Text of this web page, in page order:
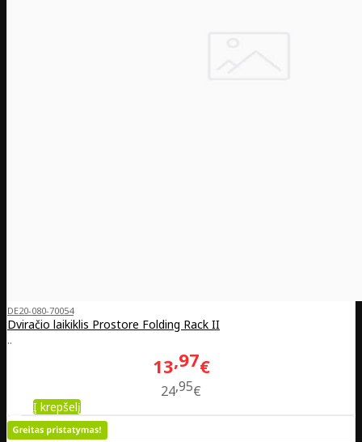
DE20-080-70054
Dviračio laikiklis Prostore Folding Rack II
..
13 97€
2495€
Į krepšelį